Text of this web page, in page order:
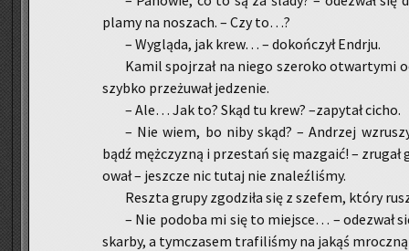
plamy na no­szach. – Czy to…?
– Wy­glą­da, jak krew… – do­koń­czył En­dr­ju.
Kamil spoj­rzał na niego sze­ro­ko otwar­ty­mi
szyb­ko prze­żu­wał je­dze­nie.
– Ale… Jak to? Skąd tu krew? –za­py­tał cicho.
– Nie wiem, bo niby skąd? – An­drzej
bądź męż­czy­zną i prze­stań się ma­zga­ić! –
ował – jesz­cze nic tutaj nie zna­leź­li­śmy.
Resz­ta grupy zgo­dzi­ła się z sze­fem, który
– Nie po­do­ba mi się to miej­sce… – ode­zwał
skar­by, a tym­cza­sem tra­fi­li­śmy na jakąś